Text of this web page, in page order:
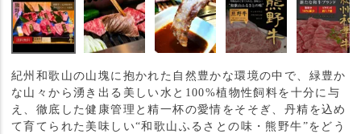
紀州和歌山の山塊に抱かれた自然豊かな環境の中で、緑豊か
な山々から湧き出る美しい水と100%植物性飼料を十分に与
え、徹底した健康管理と精一杯の愛情をそそぎ、丹精を込め
て育てられた美味しい“和歌山ふるさとの味・熊野牛”をどう